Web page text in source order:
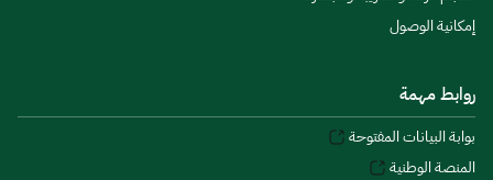
إمكانية الوصول
روابط مهمة
بوابة البيانات المفتوحة
المنصة الوطنية